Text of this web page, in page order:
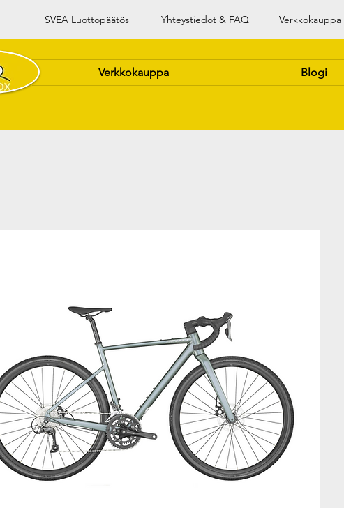
SVEA Luottopäätös Yhteystiedot & FAQ Verkkokauppa
Verkkokauppa Blogi